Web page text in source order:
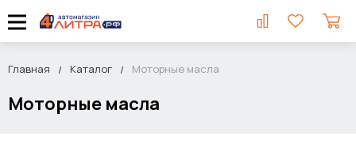
Главная Каталог Моторные масла
Моторные масла